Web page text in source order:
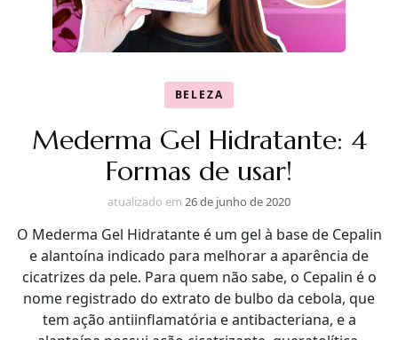
BELEZA
Mederma Gel Hidratante: 4
Formas de usar!
atualizado em 26 de junho de 2020
O Mederma Gel Hidratante é um gel à base de Cepalin
e alantoína indicado para melhorar a aparência de
cicatrizes da pele. Para quem não sabe, o Cepalin é o
nome registrado do extrato de bulbo da cebola, que
tem ação antiinflamatória e antibacteriana, e a